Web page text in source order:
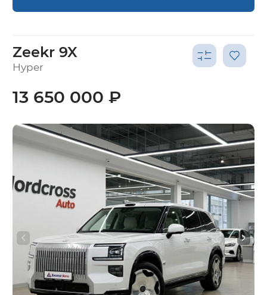
Zeekr 9X
Hyper
13 650 000 ₽